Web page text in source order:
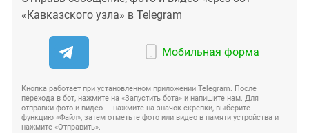
«Кавказского узла» в Telegram
Мобильная форма
Кнопка работает при установленном приложении Telegram. После
перехода в бот, нажмите на «Запустить бота» и напишите нам. Для
отправки фото и видео — нажмите на значок скрепки, выберите
функцию «Файл», затем отметьте фото или видео в памяти устройства и
нажмите «Отправить».